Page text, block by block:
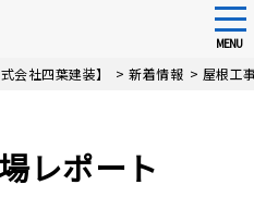
MENU
会社四葉建装】 >新着情報 > 屋根工
レポート